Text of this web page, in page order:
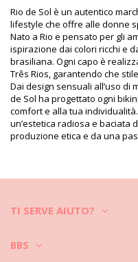
Dipartimento: Donna,
Il pacchetto include: 1 x
inclusi)
HS CODE (Codice
SKU: 1981119069
EAN: XS (7899810266446),
L (7899810266477), XL
Peso: 55g / 0.12lb / 1.94oz
Foto ritoccate
Istruzioni
un must se vuoi goderti il
Prima di tutto: evitare
Rio de Sol è un autentico
lifestyle che offre alle donne
Nato a Rio e pensato per gli
ispirazione dai colori ricchi e
brasiliana. Ogni capo è
Três Rios, garantendo che
Dai design sensuali all’uso di
de Sol ha progettato ogni
comfort e alla tua
un’estetica radiosa e baciata
produzione etica e da una
TI SERVE AIUTO?
BBS